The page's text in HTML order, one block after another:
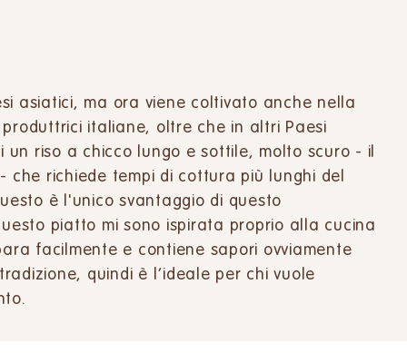
asiatici, ma ora viene coltivato anche nella
italiane, oltre che in altri Paesi
un riso a chicco lungo e sottile, molto scuro - il
che richiede tempi di cottura più lunghi del
è l'unico svantaggio di questo
piatto mi sono ispirata proprio alla cucina
facilmente e contiene sapori ovviamente
quindi è l’ideale per chi vuole